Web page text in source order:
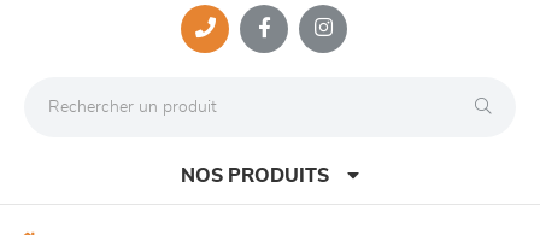
NOS PRODUITS